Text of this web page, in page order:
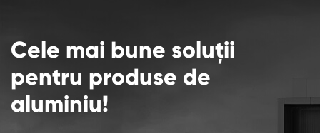
Cele mai bune soluții
pentru produse de
aluminiu!